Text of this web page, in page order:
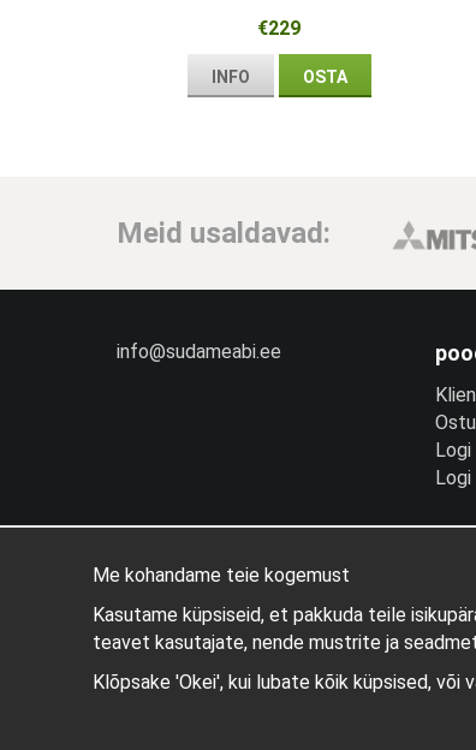
€229
INFO OSTA
Meid usaldavad:
info@sudameabi.ee
Me kohandame teie kogemust
Kasutame küpsiseid, et pakkuda teile
teavet kasutajate, nende mustrite ja
Klõpsake 'Okei', kui lubate kõik küpsised,